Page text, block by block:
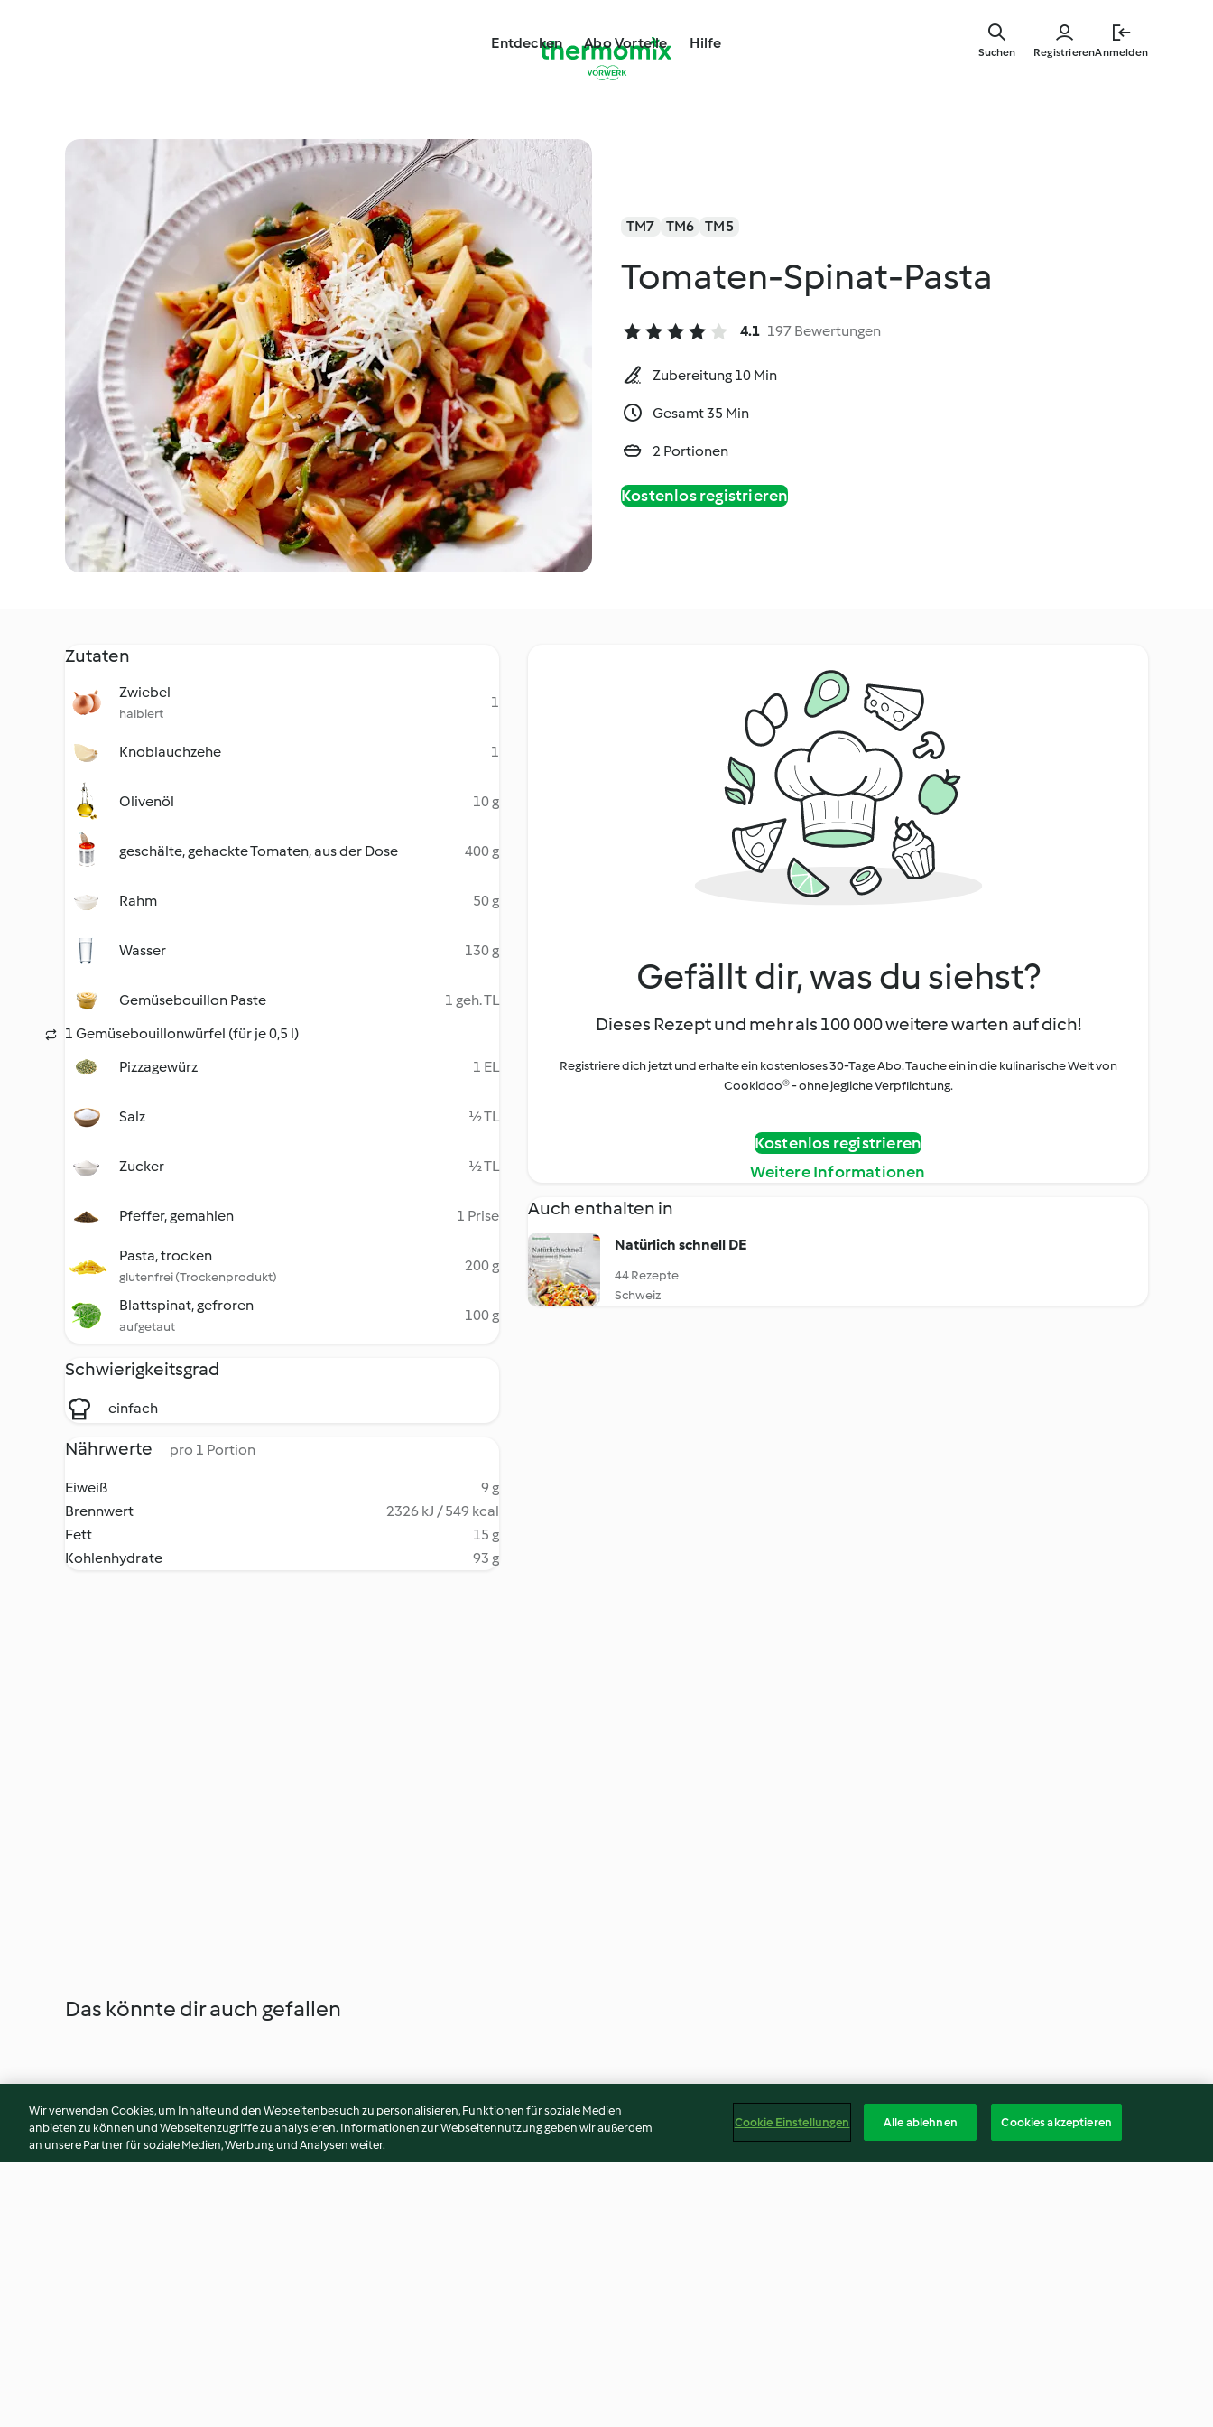
Entdecken Abo Vorteile Hilfe
RegistrierenAnmelden
Suchen
TM7 TM6 TM5
Tomaten-Spinat-Pasta
4.1 197 Bewertungen
Zubereitung 10 Min
Gesamt 35 Min
2 Portionen
Kostenlos registrieren
Zutaten
Zwiebel
halbiert
1
Knoblauchzehe 1
Olivenöl 10 g
geschälte, gehackte Tomaten, aus der Dose 400 g
Rahm 50 g
Wasser 130 g
Gemüsebouillon Paste
1 geh. TL
1 Gemüsebouillonwürfel (für je 0,5 l)
Pizzagewürz
1 EL
Salz ½ TL
Zucker ½ TL
Pfeffer, gemahlen 1 Prise
Pasta, trocken
glutenfrei (Trockenprodukt)
200 g
Blattspinat, gefroren
aufgetaut
100 g
Schwierigkeitsgrad
einfach
Nährwerte pro 1 Portion
Eiweiß
9 g
Brennwert
2326 kJ / 549 kcal
Fett
15 g
Kohlenhydrate
93 g
Gefällt dir, was du siehst?
Dieses Rezept und mehr als 100 000 weitere warten auf dich!
Registriere dich jetzt und erhalte ein kostenloses 30-Tage Abo. Tauche ein in die kulinarische Welt von
Cookidoo® - ohne jegliche Verpflichtung.
Kostenlos registrieren
Weitere Informationen
Auch enthalten in
Natürlich schnell DE
44 Rezepte
Schweiz
Das könnte dir auch gefallen
Wir verwenden Cookies, um Inhalte und den Webseitenbesuch zu personalisieren, Funktionen für soziale Medien
anbieten zu können und Webseitenzugriffe zu analysieren. Informationen zur Webseitennutzung geben wir außerdem
an unsere Partner für soziale Medien, Werbung und Analysen weiter.
Cookie Einstellungen Alle ablehnen Cookies akzeptieren